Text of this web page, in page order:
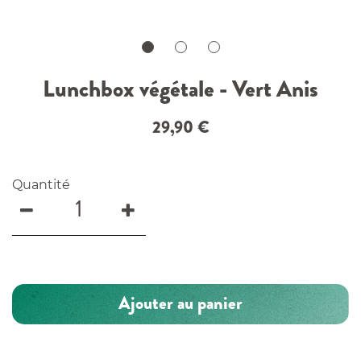
Lunchbox végétale - Vert Anis
29,90 €
Quantité
Ajouter au panier